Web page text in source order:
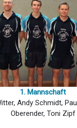
1. Mannschaft
Andy Schmidt,
Oberender, Toni Zipf